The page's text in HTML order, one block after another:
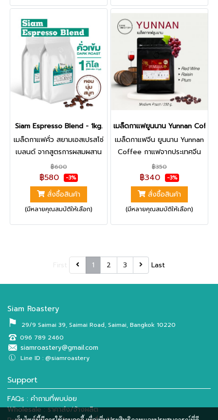
ปั่น เหมาะอย่างยิ่งสำหรับร้าน
และตัวกรองในการสกัด ทำให้
ไม่มีสารเคมีในปนเปื้อน และยัง
คงเก็บรักษารสชาติและกลิ่นของ
เมล็ดกาแฟได้ เราได้นำเมล็ด
กาแฟไม่มีคาเฟอีน จากประเทศ
โคลัมเบีย มาคั่วกลาง เพราะได้
รสชาติกาแฟและความหอม
เหมือนกาแฟปกติเลย
Siam Espresso Blend - 1kg.
เมล็ดกาแฟคั่ว สยามเอสเปรสโซ่
เบลนด์ จากสูตรการผสมผสาน
เมล็ดกาแฟอราบิก้า จาก 2
แหล่งของไทย ผ่านการคั่วระดับ
เข้ม ทำให้ได้รสชาติที่หอม นุ่ม
สมูท | คุ้มค่า คุ้มราคา Best
Seller สำหรับคอกาแฟที่ทาน
กาแฟประจำ
฿600
฿580 -3%
สั่งซื้อสินค้า
(มีหลายคุณสมบัติให้เลือก)
เมล็ดกาแฟยูนนาน Yunnan
เมล็ดกาแฟจีน ยูนนาน Yunnan
Coffee กาแฟจากประเทศจีน
คั่วกลาง สายพันธุ์ Catimor
และผ่านกระบวนการแบบ
Anaerobic Process แบบการ
หมักบ่ม ทำให้ได้รสชาติคล้ายไวน์
หวานน้ำผึ้ง ซึ่งเป็นเอกลักษณ์
เฉพาะตัวของกาแฟยูนนาน |
฿350
฿340 -3%
สั่งซื้อสินค้า
(มีหลายคุณสมบัติให้เลือก)
1 2 3 Last
Siam Roastery
⚑
29/9 Saimai 39, Saimai Road, Saimai, Bangkok 10220
096 789 2460
siamroastery@gmail.com
Ⓛ Line ID : @siamroastery
Support
FAQs : คำถามที่พบบ่อย
Wholesale : ราคาส่ง/จ้างผลิต